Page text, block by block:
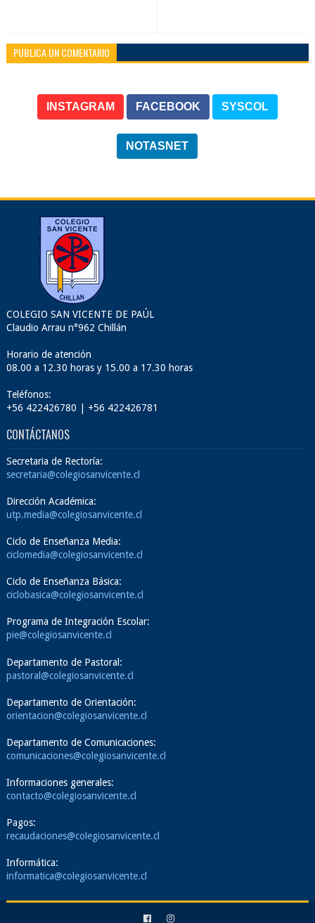
PUBLICA UN COMENTARIO
INSTAGRAM FACEBOOK SYSCOL
NOTASNET
COLEGIO SAN VICENTE DE PAÚL
Claudio Arrau n°962 Chillán
Horario de atención
08.00 a 12.30 horas y 15.00 a 17.30 horas
Teléfonos:
+56 422426780 | +56 422426781
CONTÁCTANOS
Secretaria de Rectoría:
secretaria@colegiosanvicente.cl
Dirección Académica:
utp.media@colegiosanvicente.cl
Ciclo de Enseñanza Media:
ciclomedia@colegiosanvicente.cl
Ciclo de Enseñanza Básica:
ciclobasica@colegiosanvicente.cl
Programa de Integración Escolar:
pie@colegiosanvicente.cl
Departamento de Pastoral:
pastoral@colegiosanvicente.cl
Departamento de Orientación:
orientacion@colegiosanvicente.cl
Departamento de Comunicaciones:
comunicaciones@colegiosanvicente.cl
Informaciones generales:
contacto@colegiosanvicente.cl
Pagos:
recaudaciones@colegiosanvicente.cl
Informática:
informatica@colegiosanvicente.cl